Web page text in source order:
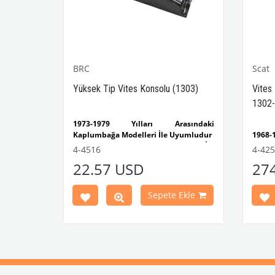
BRC
Yüksek Tip Vites Konsolu (1303)
1973-1979 Yılları Arasındaki
Kaplumbağa Modelleri İle Uyumludur
1303 Kaplumbağa Modelleri İle
VWCC Parça No : 4-4516 OEM Parça No
4-4516
22.57 USD
Sepete Ekle
Scat
Vites
4-